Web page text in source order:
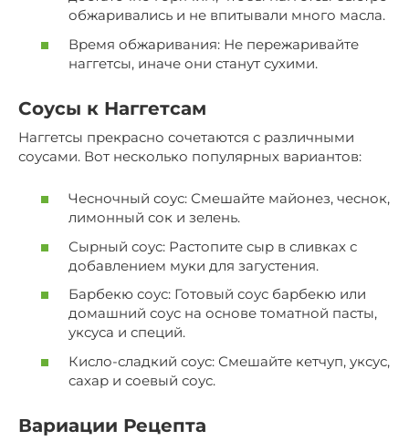
обжаривались и не впитывали много масла.
Время обжаривания: Не пережаривайте
наггетсы, иначе они станут сухими.
Соусы к Наггетсам
Наггетсы прекрасно сочетаются с различными
соусами. Вот несколько популярных вариантов:
Чесночный соус: Смешайте майонез, чеснок,
лимонный сок и зелень.
Сырный соус: Растопите сыр в сливках с
добавлением муки для загустения.
Барбекю соус: Готовый соус барбекю или
домашний соус на основе томатной пасты,
уксуса и специй.
Кисло-сладкий соус: Смешайте кетчуп, уксус,
сахар и соевый соус.
Вариации Рецепта